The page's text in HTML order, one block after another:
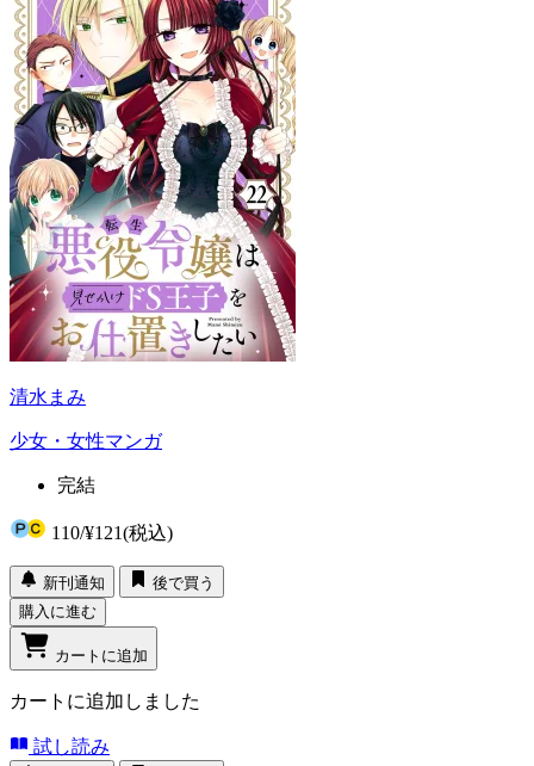
清水まみ
少女・女性マンガ
完結
110/¥121(税込)
新刊通知
後で買う
購入に進む
カートに追加
カートに追加しました
試し読み